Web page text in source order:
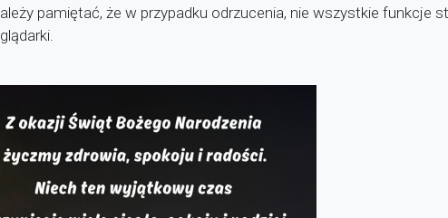
pamiętać, że w przypadku odrzucenia, nie wszystkie funkcje